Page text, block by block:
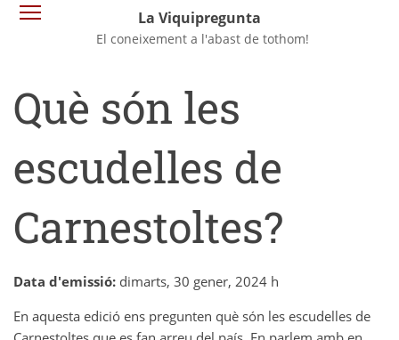
Vés
La Viquipregunta
El coneixement a l'abast de tothom!
Commuta la visibilitat del menú
Què són les
escudelles de
Carnestoltes?
Data d'emissió: dimarts, 30 gener, 2024 h
En aquesta edició ens pregunten què són les escudelles de